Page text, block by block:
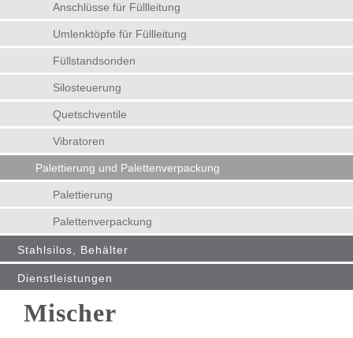
Anschlüsse für Füllleitung
Umlenktöpfe für Füllleitung
Füllstandsonden
Silosteuerung
Quetschventile
Vibratoren
Palettierung und Palettenverpackung
Palettierung
Palettenverpackung
Stahlsilos, Behälter
Dienstleistungen
Mischer